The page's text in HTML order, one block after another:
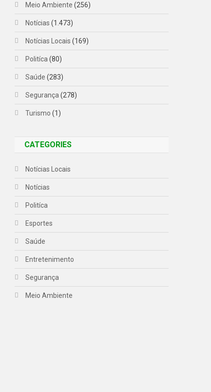
Meio Ambiente (256)
Notícias (1.473)
Notícias Locais (169)
Politíca (80)
Saúde (283)
Segurança (278)
Turismo (1)
CATEGORIES
Notícias Locais
Notícias
Politíca
Esportes
Saúde
Entretenimento
Segurança
Meio Ambiente